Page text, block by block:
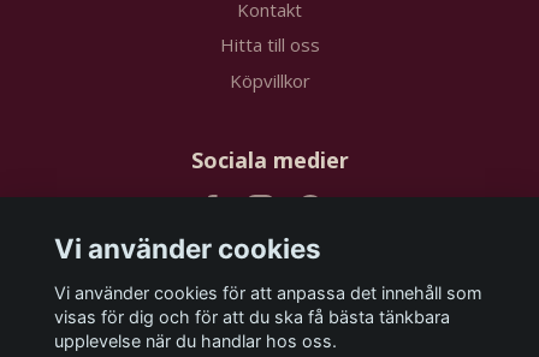
Kontakt
Hitta till oss
Köpvillkor
Sociala medier
Prenumerera på vårt nyhetsbrev
Vi använder cookies
Vi använder cookies för att anpassa det innehåll som
visas för dig och för att du ska få bästa tänkbara
upplevelse när du handlar hos oss.